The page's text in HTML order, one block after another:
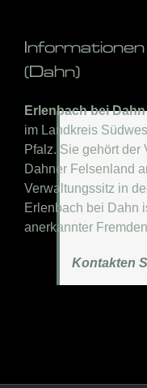
(Dahn)
Erlenbach bei Dahn
im Landkreis
Pfalz. Sie gehört der
Dahner Felsenland
Verwaltungssitz in
Erlenbach bei Dahn
anerkannter
Kontakten